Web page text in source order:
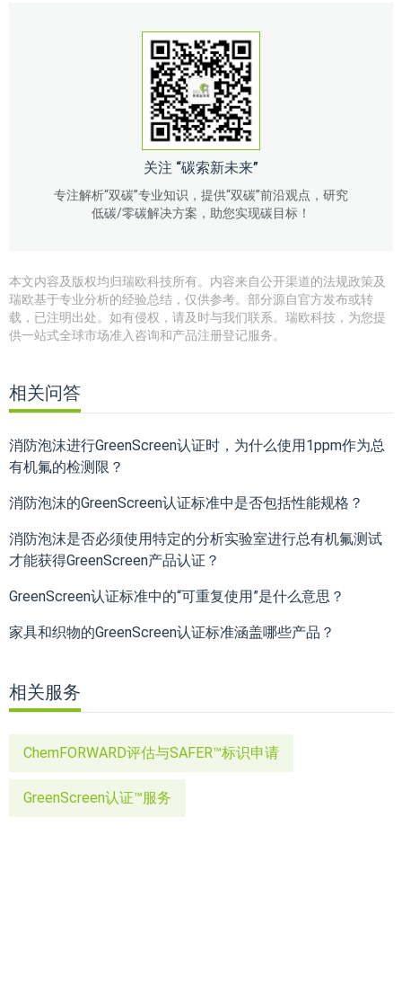
关注 “碳索新未来”
专注解析“双碳”专业知识，提供“双碳”前沿观点，研究
低碳/零碳解决方案，助您实现碳目标！
本文内容及版权均归瑞欧科技所有。内容来自公开渠道的法规政策及
瑞欧基于专业分析的经验总结，仅供参考。部分源自官方发布或转
载，已注明出处。如有侵权，请及时与我们联系。瑞欧科技，为您提
供一站式全球市场准入咨询和产品注册登记服务。
相关问答
消防泡沫进行GreenScreen认证时，为什么使用1ppm作为总
有机氟的检测限？
消防泡沫的GreenScreen认证标准中是否包括性能规格？
消防泡沫是否必须使用特定的分析实验室进行总有机氟测试
才能获得GreenScreen产品认证？
GreenScreen认证标准中的“可重复使用”是什么意思？
家具和织物的GreenScreen认证标准涵盖哪些产品？
相关服务
ChemFORWARD评估与SAFER™标识申请
GreenScreen认证™服务